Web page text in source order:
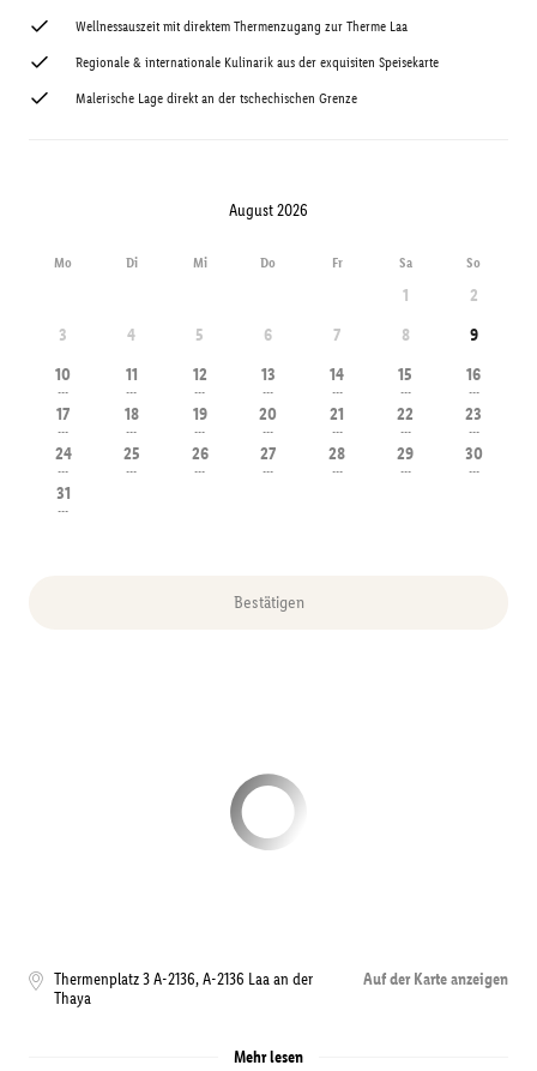
Wellnessauszeit mit direktem Thermenzugang zur Therme Laa
Regionale & internationale Kulinarik aus der exquisiten Speisekarte
Malerische Lage direkt an der tschechischen Grenze
August 2026
Mo Di Mi Do Fr Sa So
1
2
3
4 5 6 7 8
9
10
---
11
---
12
---
13
---
14
---
15
---
16
---
17
---
18
---
19
---
20
---
21
---
22
---
23
---
24
---
25
---
26
---
27
---
28
---
29
---
30
---
31
---
Bestätigen
Thermenplatz 3 A-2136,A-2136 Laa an der
Thaya
Auf der Karte anzeigen
Mehr lesen